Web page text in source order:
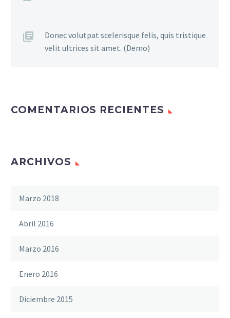
Donec volutpat scelerisque felis, quis tristique
velit ultrices sit amet. (Demo)
COMENTARIOS RECIENTES
ARCHIVOS
Marzo 2018
Abril 2016
Marzo 2016
Enero 2016
Diciembre 2015